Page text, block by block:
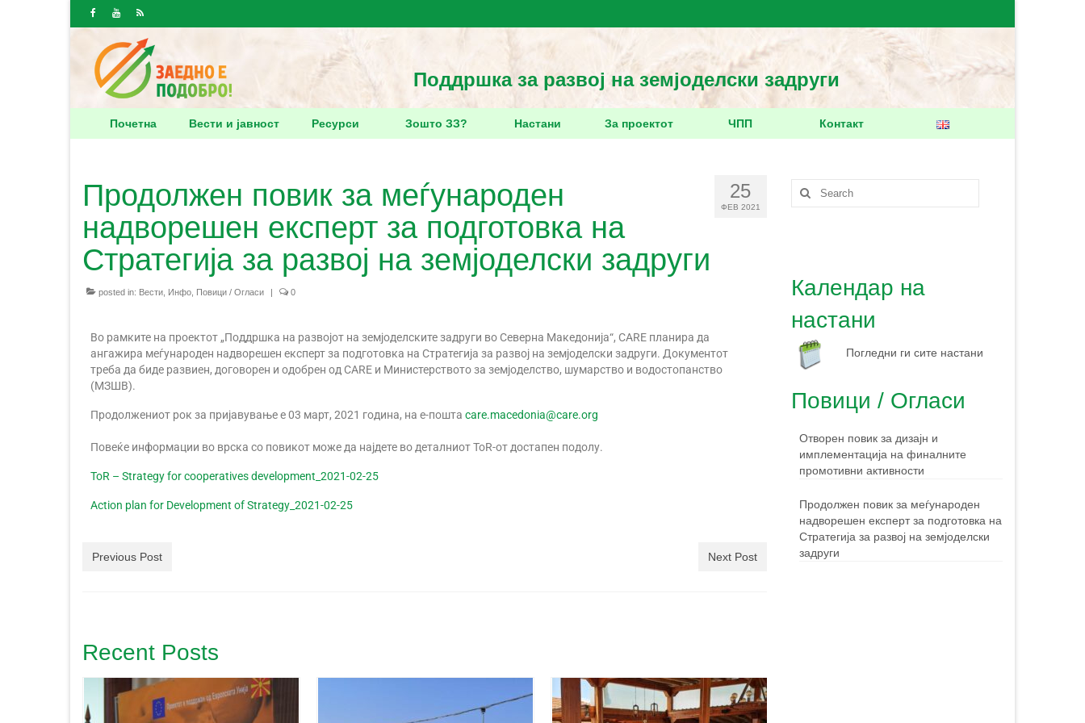
Поддршка за развој на земјоделски задруги
Почетна Вести и јавност Ресурси Зошто ЗЗ? Настани За проектот ЧПП Контакт
25
ФЕВ 2021
Продолжен повик за меѓународен
надворешен експерт за подготовка на
Стратегија за развој на земјоделски задруги
posted in: Вести Инфо Повици / Огласи | 0
Во рамките на проектот „Поддршка на развојот на земјоделските задруги во Северна Македонија“, CARE планира да
ангажира меѓународен надворешен експерт за подготовка на Стратегија за развој на земјоделски задруги. Документот
треба да биде развиен, договорен и одобрен од CARE и Министерството за земјоделство, шумарство и водостопанство
(МЗШВ).
Продолжениот рок за пријавување е 03 март, 2021 година, на е-пошта care.macedonia@care.org
Повеќе информации во врска со повикот може да најдете во деталниот ToR-от достапен подолу.
ToR – Strategy for cooperatives development_2021-02-25
Action plan for Development of Strategy_2021-02-25
Previous Post Next Post
Recent Posts
Календар на
настани
Погледни ги сите настани
Повици / Огласи
Отворен повик за дизајн и
имплементација на финалните
промотивни активности
Продолжен повик за меѓународен
надворешен експерт за подготовка на
Стратегија за развој на земјоделски
задруги